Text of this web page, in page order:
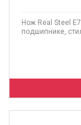
Нож Real Steel
подшипнике,